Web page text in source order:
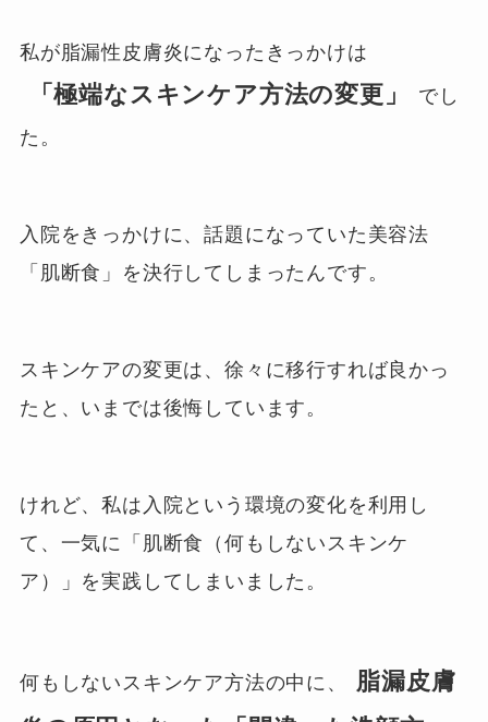
私が脂漏性皮膚炎になったきっかけは
「極端なスキンケア方法の変更」
でし
た。
入院をきっかけに、話題になっていた美容法
「肌断食」を決行してしまったんです。
スキンケアの変更は、徐々に移行すれば良かっ
たと、いまでは後悔しています。
けれど、私は入院という環境の変化を利用し
て、一気に「肌断食（何もしないスキンケ
ア）」を実践してしまいました。
何もしないスキンケア方法の中に、
脂漏皮膚